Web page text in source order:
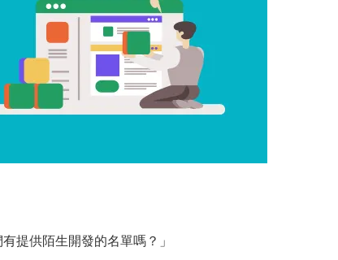
提供陌生開發的名單嗎？」